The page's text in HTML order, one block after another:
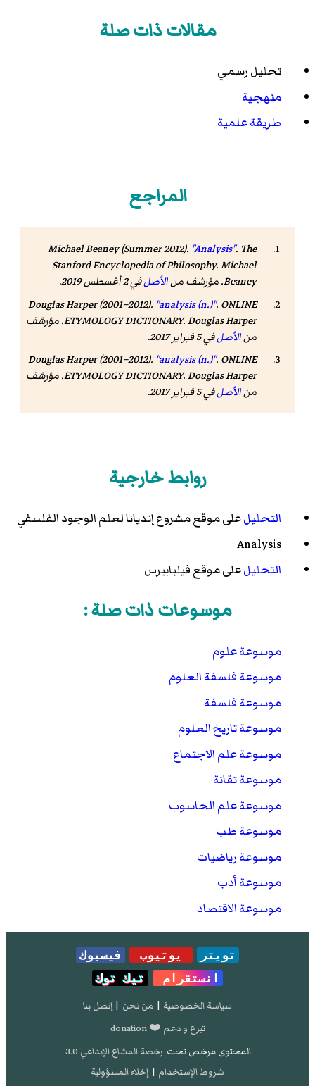
مقالات ذات صلة
تحليل رسمي
منهجية
طريقة علمية
المراجع
Michael Beaney (Summer 2012). "Analysis". The
Stanford Encyclopedia of Philosophy. Michael
Beaney. مؤرشف من
الأصلفي 2 أغسطس 2019
.
Douglas Harper (2001–2012). "analysis (n.)". ONLINE
ETYMOLOGY DICTIONARY. Douglas Harper. مؤرشف
منالأصلفي 5 فبراير 2017
.
Douglas Harper (2001–2012). "analysis (n.)". ONLINE
ETYMOLOGY DICTIONARY. Douglas Harper. مؤرشف
منالأصلفي 5 فبراير 2017 .
روابط خارجية
التحليلعلى موقعمشروع إنديانا لعلم الوجود الفلسفي
Analysis
التحليلعلى موقعفيلبابيرس
موسوعات ذات صلة :
موسوعة علوم
موسوعة فلسفة العلوم
موسوعة فلسفة
موسوعة تاريخ العلوم
موسوعة علم الاجتماع
موسوعة تقانة
موسوعة علم الحاسوب
موسوعة طب
موسوعة رياضيات
موسوعة أدب
موسوعة الاقتصاد
تويتر يوتيوب
فيسبوك
انستقرام
تيك توك
سياسة الخصوصية | من نحن | إتصل بنا
تبرع و دعم ❤️ donation
المحتوى مرخص تحت رخصة المشاع الإبداعي 3.0
شروط الإستخدام | إخلاء المسؤولية